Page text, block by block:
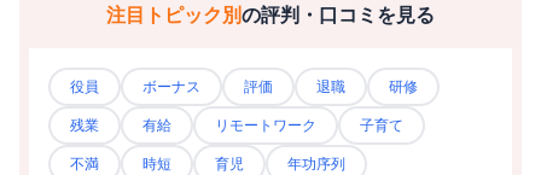
注目トピック別の評判・口コミを見る
役員 ボーナス 評価 退職
研修
残業
有給 リモートワーク
子育て
不満
時短 育児 年功序列